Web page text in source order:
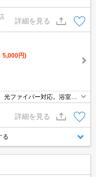
詳細を見る
5,000円)
ファイバー対応。浴室乾
きで、一人暮らしも安心。
詳細を見る
る